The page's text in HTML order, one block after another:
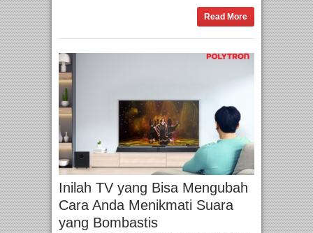
Read More
Inilah TV yang Bisa Mengubah
Cara Anda Menikmati Suara
yang Bombastis